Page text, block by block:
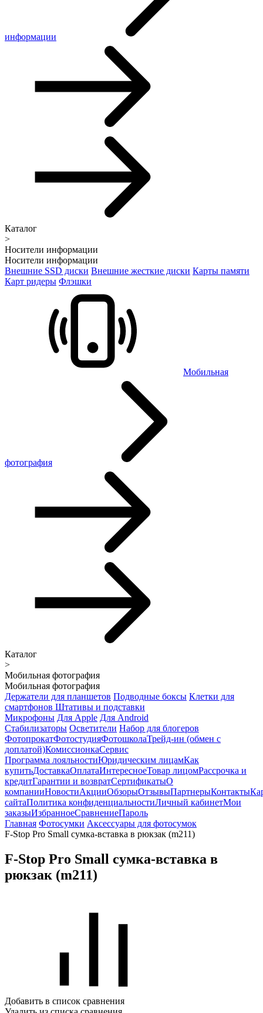
информации
Каталог
>
Носители информации
Носители информации
Внешние SSD диски Внешние жесткие диски Карты памяти
Карт ридеры Флэшки
Мобильная
фотография
Каталог
>
Мобильная фотография
Мобильная фотография
Держатели для планшетов Подводные боксы Клетки для
смартфонов Штативы и подставки
Микрофоны Для Apple Для Android
Стабилизаторы Осветители Набор для блогеров
ФотопрокатФотостудияФотошколаТрейд-ин (обмен с
доплатой)КомиссионкаСервис
Программа лояльностиЮридическим лицамКак
купитьДоставкаОплатаИнтересноеТовар лицомРассрочка и
кредитГарантии и возвратСертификатыО
компанииНовостиАкцииОбзорыОтзывыПартнерыКонтакты
сайтаПолитика конфиденциальностиЛичный кабинетМои
заказыИзбранноеСравнениеПароль
Главная Фотосумки Аксессуары для фотосумок
F-Stop Pro Small сумка-вставка в рюкзак (m211)
F-Stop Pro Small сумка-вставка в
рюкзак (m211)
Добавить в список сравнения